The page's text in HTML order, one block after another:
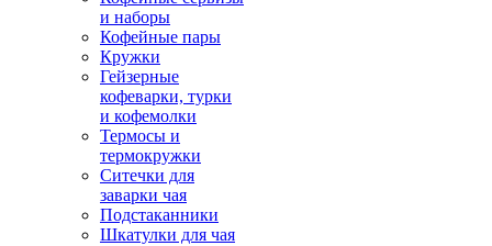
и наборы
Кофейные пары
Кружки
Гейзерные
кофеварки, турки
и кофемолки
Термосы и
термокружки
Ситечки для
заварки чая
Подстаканники
Шкатулки для чая